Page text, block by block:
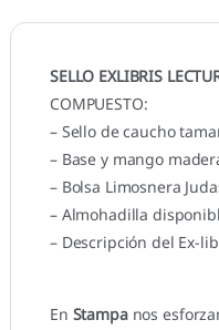
SELLO EXLIBRIS
COMPUESTO:
– Sello de caucho
– Base y mango
– Bolsa Limosnera
– Almohadilla
– Descripción del Ex-
En Stampanos